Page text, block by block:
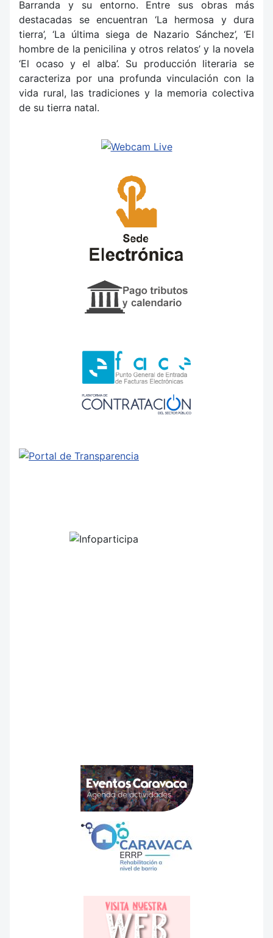
Barranda y su entorno. Entre sus obras más
destacadas se encuentran ‘La hermosa y dura
tierra’, ‘La última siega de Nazario Sánchez’, ‘El
hombre de la penicilina y otros relatos’ y la novela
‘El ocaso y el alba’. Su producción literaria se
caracteriza por una profunda vinculación con la
vida rural, las tradiciones y la memoria colectiva
de su tierra natal.